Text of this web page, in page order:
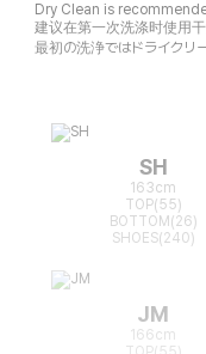
Dry Clean is
建议在第一次洗涤时使用干
最初の洗浄ではドライクリ
SH
163cm
TOP(55)
BOTTOM(26)
SHOES(240)
JM
166cm